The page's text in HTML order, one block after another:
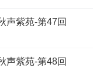
声紫苑-第47回
声紫苑-第48回